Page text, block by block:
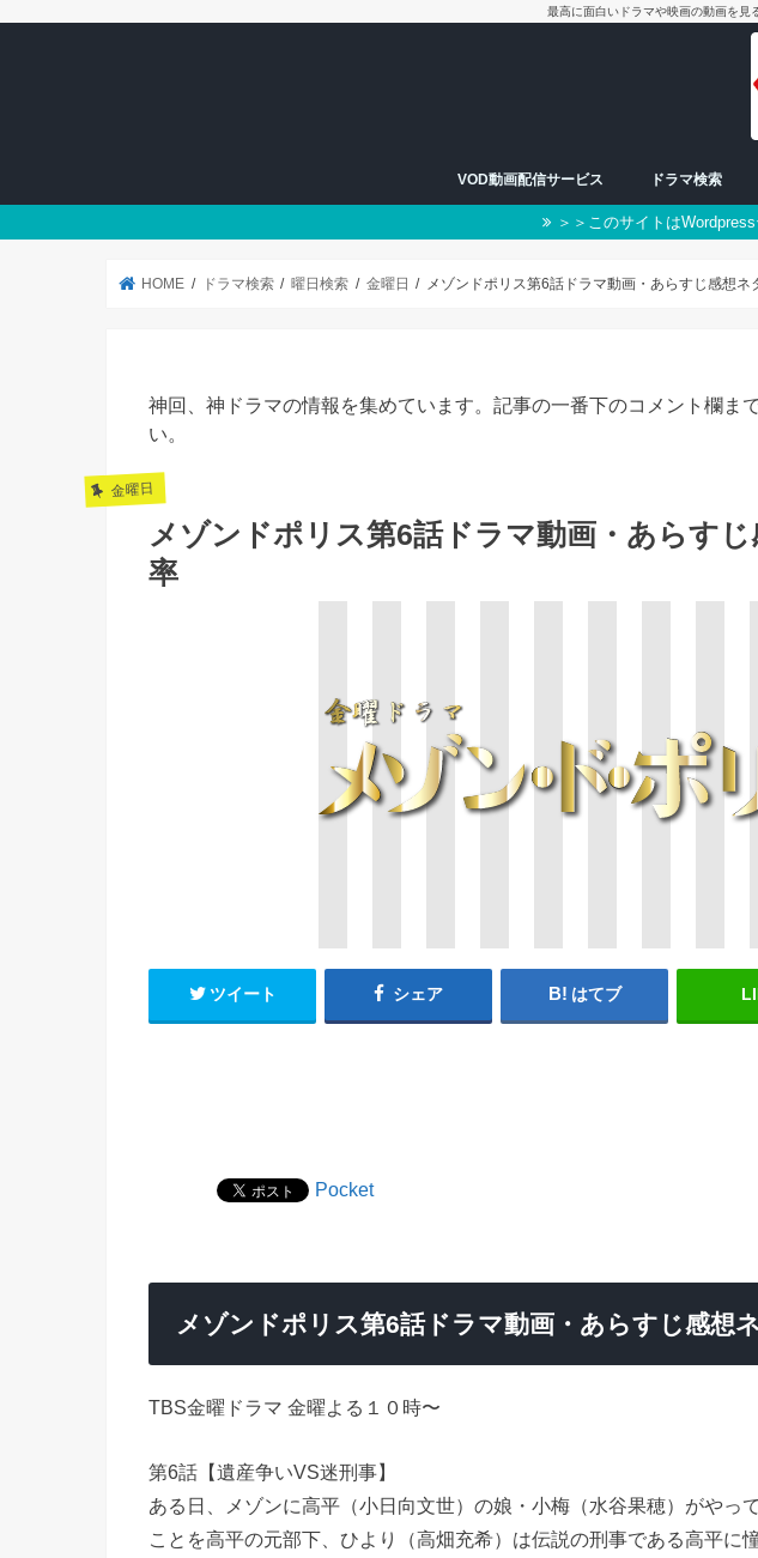
最高に面白いドラマや映画の動画を見
VOD動画配信サービス ドラマ検索
放送中ドラマ
50音別検索
番組一覧表
曜日検索
＞＞このサイトは
HOME ドラマ検索 曜日検索 金曜日 メゾンドポリス第6話ドラマ動画・あらすじ感想ネ
神回、神ドラマの情報を集めています。記事の一番下のコメント欄ま
い。
金曜日
メゾンドポリス第6話ドラマ動画・あらす
率
ツイート シェア はてブ
Pocket
メゾンドポリス第6話ドラマ動画・あらすじ感想
TBS金曜ドラマ 金曜よる１０時〜
第6話【遺産争いVS迷刑事】
ある日、メゾンに高平（小日向文世）の娘・小梅（水谷果穂）がやっ
ことを高平の元部下、ひより（高畑充希）は伝説の刑事である高平に